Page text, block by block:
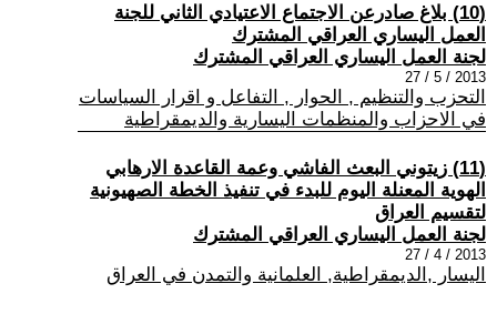
(10) بلاغ صادرعن الاجتماع الاعتيادي الثاني للجنة
العمل اليساري العراقي المشترك
لجنة العمل اليساري العراقي المشترك
2013 / 5 / 27
التحزب والتنظيم , الحوار , التفاعل و اقرار السياسات
في الاحزاب والمنظمات اليسارية والديمقراطية
(11) زيتوني البعث الفاشي وعمة القاعدة الارهابي
الهوية المعنلة اليوم للبدء في تنفيذ الخطة الصهيونية
لتقسيم العراق
لجنة العمل اليساري العراقي المشترك
2013 / 4 / 27
اليسار ,الديمقراطية, العلمانية والتمدن في العراق